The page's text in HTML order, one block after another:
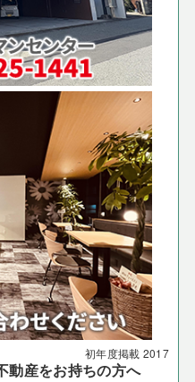
初年度掲載 2017
動産をお持ちの方へ